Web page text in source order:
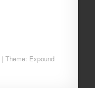
| Theme: Expound